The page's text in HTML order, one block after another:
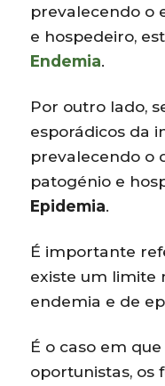
prevalecendo o
e hospedeiro,
Endemia.
Por outro lado,
esporádicos da
prevalecendo o
patogénio e
Epidemia.
É importante
existe um limite
endemia e de
É o caso em
oportunistas, os